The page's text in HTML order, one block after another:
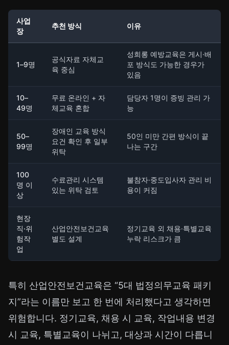
사업
장
추천 방식 이유
1–9명
공식자료 자체교
육 중심
성희롱 예방교육은 게시·배
포 방식도 가능한 경우가
있음
10–
49명
무료 온라인 + 자
체교육 혼합
담당자 1명이 증빙 관리 가
능
50–
99명
장애인 교육 방식
요건 확인 후 일부
위탁
50인 미만 간편 방식이 끝
나는 구간
100
명 이
상
수료관리 시스템
있는 위탁 검토
불참자·중도입사자 관리 비
용이 커짐
현장
직·위
험작
업
산업안전보건교육
별도 설계
정기교육 외 채용·특별교육
누락 리스크가 큼
특히 산업안전보건교육은 “5대 법정의무교육 패키
지”라는 이름만 보고 한 번에 처리했다고 생각하면
위험합니다. 정기교육, 채용 시 교육, 작업내용 변경
시 교육, 특별교육이 나뉘고, 대상과 시간이 다릅니